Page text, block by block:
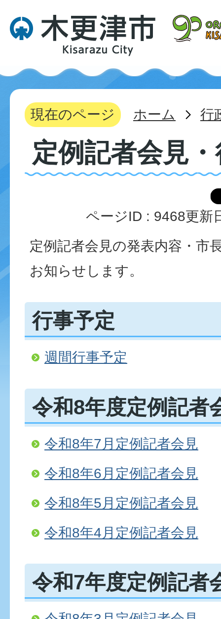
現在のページ ホーム 行
定例記者会見
ページID : 9468更新
定例記者会見の発表内容・市
お知らせします。
行事予定
週間行事予定
令和8年度定例記者
令和8年7月定例記者会見
令和8年6月定例記者会見
令和8年5月定例記者会見
令和8年4月定例記者会見
令和7年度定例記者